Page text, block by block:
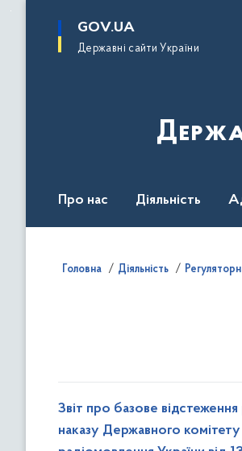
основного
GOV.UA
Державні сайти України
Про нас Діяльність
Головна Діяльність
Звіт про базове відстеження
наказу Державного комітету